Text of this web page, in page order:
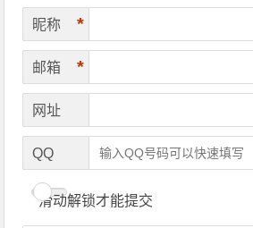
昵称 *
邮箱 *
网址
QQ
滑动解锁才能提交